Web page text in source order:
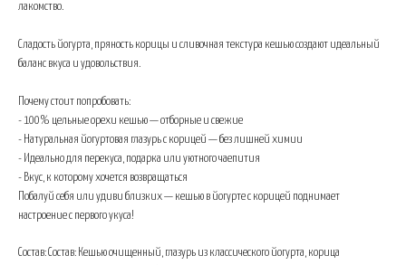
лакомство.
Сладость йогурта, пряность корицы и сливочная текстура кешью создают идеальный
баланс вкуса и удовольствия.
Почему стоит попробовать:
- 100% цельные орехи кешью — отборные и свежие
- Натуральная йогуртовая глазурь с корицей — без лишней химии
- Идеально для перекуса, подарка или уютного чаепития
- Вкус, к которому хочется возвращаться
Побалуй себя или удиви близких — кешью в йогурте с корицей поднимает
настроение с первого укуса!
Состав: Состав: Кешью очищенный, глазурь из классического йогурта, корица